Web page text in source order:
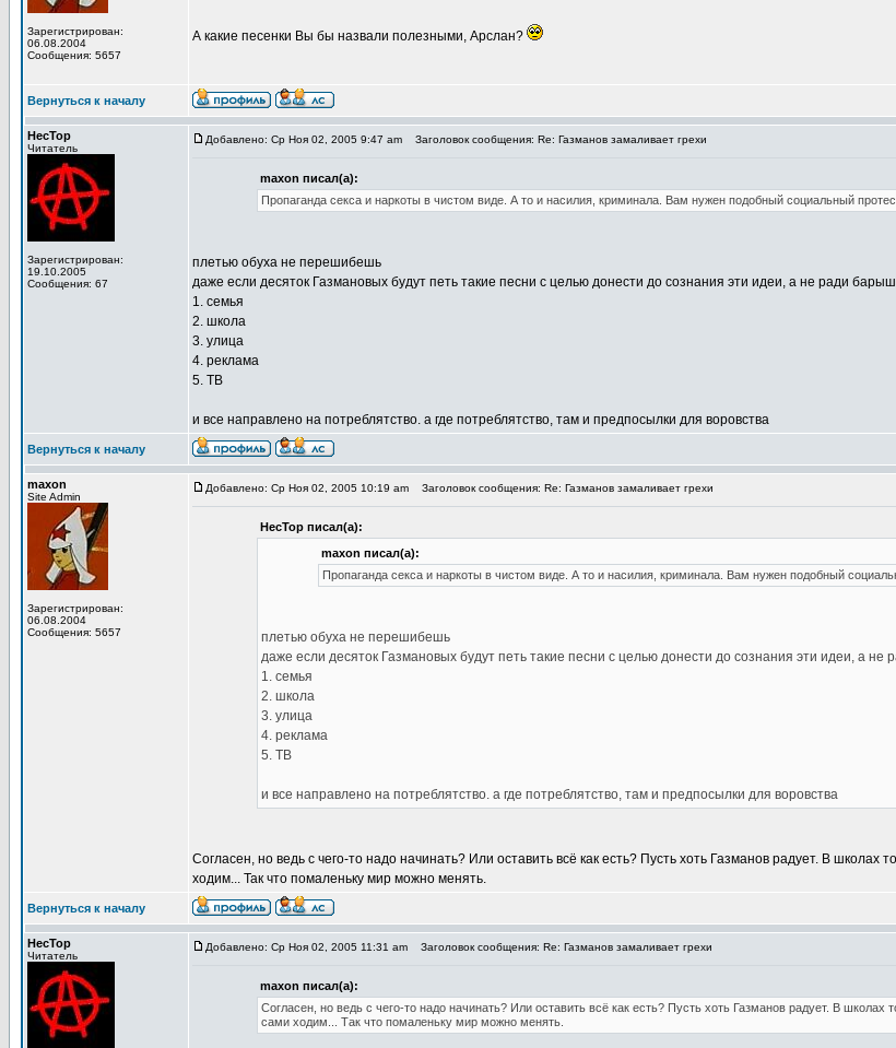
Зарегистрирован:
06.08.2004
Сообщения: 5657
А какие песенки Вы бы назвали полезными, Арслан?
Вернуться к началу
HecTop
Читатель
Зарегистрирован:
19.10.2005
Сообщения: 67
Добавлено: Ср Ноя 02, 2005 9:47 am Заголовок сообщения: Re: Газманов замаливает грехи
maxon писал(а):
Пропаганда секса и наркоты в чистом виде. А то и насилия, криминала. Вам нужен подобный социальный
плетью обуха не перешибешь
даже если десяток Газмановых будут петь такие песни с целью донести до сознания эти идеи, а не ради
1. семья
2. школа
3. улица
4. реклама
5. ТВ
и все направлено на потреблятство. а где потреблятство, там и предпосылки для воровства
Вернуться к началу
maxon
Site Admin
Зарегистрирован:
06.08.2004
Сообщения: 5657
Добавлено: Ср Ноя 02, 2005 10:19 am Заголовок сообщения: Re: Газманов замаливает грехи
HecTop писал(а):
maxon писал(а):
Пропаганда секса и наркоты в чистом виде. А то и насилия, криминала. Вам нужен подобный
плетью обуха не перешибешь
даже если десяток Газмановых будут петь такие песни с целью донести до сознания эти идеи, а
1. семья
2. школа
3. улица
4. реклама
5. ТВ
и все направлено на потреблятство. а где потреблятство, там и предпосылки для воровства
Согласен, но ведь с чего-то надо начинать? Или оставить всё как есть? Пусть хоть Газманов радует. В
ходим... Так что помаленьку мир можно менять.
Вернуться к началу
HecTop
Читатель
Добавлено: Ср Ноя 02, 2005 11:31 am Заголовок сообщения: Re: Газманов замаливает грехи
maxon писал(а):
Согласен, но ведь с чего-то надо начинать? Или оставить всё как есть? Пусть хоть Газманов радует. В
сами ходим... Так что помаленьку мир можно менять.